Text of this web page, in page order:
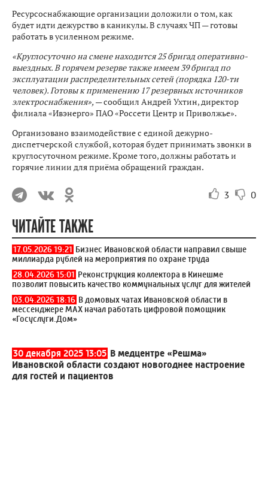
Ресурсоснабжающие организации доложили о том, как
будет идти дежурство в каникулы. В случаях ЧП — готовы
работать в усиленном режиме.
«Круглосуточно на смене находится 25 бригад оперативно-
выездных. В горячем резерве также имеем 39 бригад по
эксплуатации распределительных сетей (порядка 120-ти
человек). Готовы к применению 17 резервных источников
электроснабжения», — сообщил Андрей Ухтин, директор
филиала «Ивэнерго» ПАО «Россети Центр и Приволжье».
Организовано взаимодействие с единой дежурно-
диспетчерской службой, которая будет принимать звонки в
круглосуточном режиме. Кроме того, должны работать и
горячие линии для приёма обращений граждан.
3 0
ЧИТАЙТЕ ТАКЖЕ
17.05.2026 19:21 Бизнес Ивановской области направил свыше
миллиарда рублей на мероприятия по охране труда
28.04.2026 15:01 Реконструкция коллектора в Кинешме
позволит повысить качество коммунальных услуг для жителей
03.04.2026 18:16 В домовых чатах Ивановской области в
мессенджере МАХ начал работать цифровой помощник
«Госуслуги.Дом»
30 декабря 2025 13:05 В медцентре «Решма»
Ивановской области создают новогоднее настроение
для гостей и пациентов